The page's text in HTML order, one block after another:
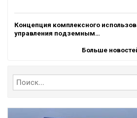
Концепция комплексного
управления подземным…
Больше